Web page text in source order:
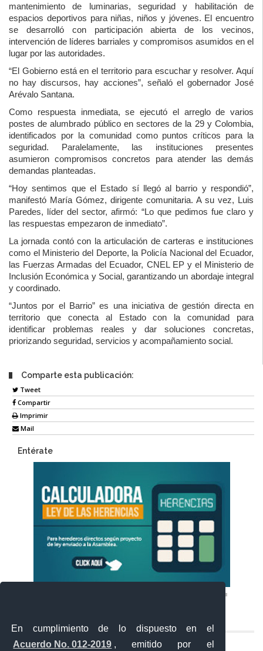
En cumplimiento de lo dispuesto en el
Acuerdo No. 012-2019 , emitido por el
mantenimiento de luminarias, seguridad y habilitación de
espacios deportivos para niñas, niños y jóvenes. El encuentro
se desarrolló con participación abierta de los vecinos,
intervención de líderes barriales y compromisos asumidos en el
lugar por las autoridades.
“El Gobierno está en el territorio para escuchar y resolver. Aquí
no hay discursos, hay acciones”, señaló el gobernador José
Arévalo Santana.
Como respuesta inmediata, se ejecutó el arreglo de varios
postes de alumbrado público en sectores de la 29 y Colombia,
identificados por la comunidad como puntos críticos para la
seguridad. Paralelamente, las instituciones presentes
asumieron compromisos concretos para atender las demás
demandas planteadas.
“Hoy sentimos que el Estado sí llegó al barrio y respondió”,
manifestó María Gómez, dirigente comunitaria. A su vez, Luis
Paredes, líder del sector, afirmó: “Lo que pedimos fue claro y
las respuestas empezaron de inmediato”.
La jornada contó con la articulación de carteras e instituciones
como el Ministerio del Deporte, la Policía Nacional del Ecuador,
las Fuerzas Armadas del Ecuador, CNEL EPy el
Ministerio de
Inclusión Económica y Social , garantizando un abordaje integral
y coordinado.
“Juntos por el Barrio” es una iniciativa de gestión directa en
territorio que conecta al Estado con la comunidad para
identificar problemas reales y dar soluciones concretas,
priorizando seguridad, servicios y acompañamiento social.
Comparte esta publicación:
Tweet
Compartir
Imprimir
Mail
Entérate